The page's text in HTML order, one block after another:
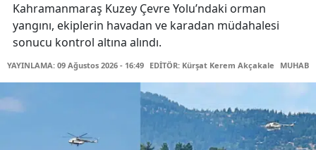
Kahramanmaraş Kuzey Çevre Yolu’ndaki orman
yangını, ekiplerin havadan ve karadan müdahalesi
sonucu kontrol altına alındı.
YAYINLAMA: 09 Ağustos 2026 - 16:49 EDİTÖR: Kürşat Kerem Akçakale